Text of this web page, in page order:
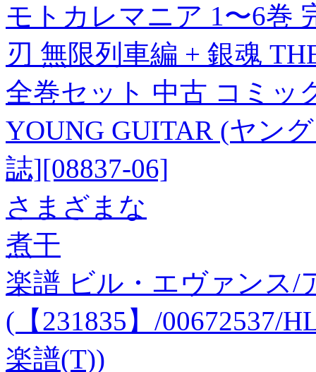
モトカレマニア 1〜6巻
刃 無限列車編 + 銀魂
全巻セット 中古 コミッ
YOUNG GUITAR (ヤン
誌][08837-06]
さまざまな
煮干
楽譜 ビル・エヴァンス/
(【231835】/00672537/
楽譜(T))